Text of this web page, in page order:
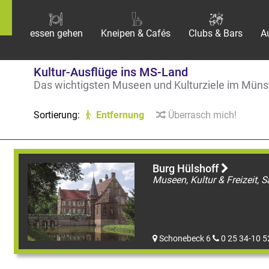
essen gehen Kneipen & Cafés Clubs & Bars
Kultur-Ausflüge ins MS-Land
Das wichtigsten Museen und Kulturziele im
Sortierung: Entfernung Überrasch mich!
Burg Hülshoff
Schonebeck 6 0 25 34-10